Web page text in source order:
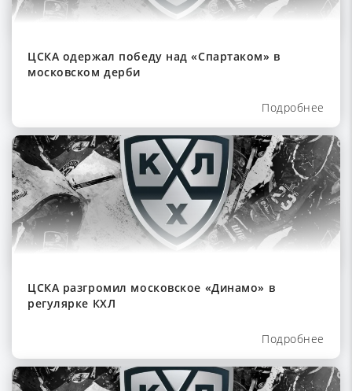
ЦСКА одержал победу над «Спартаком» в
московском дерби
Подробнее
ЦСКА разгромил московское «Динамо» в
регулярке КХЛ
Подробнее